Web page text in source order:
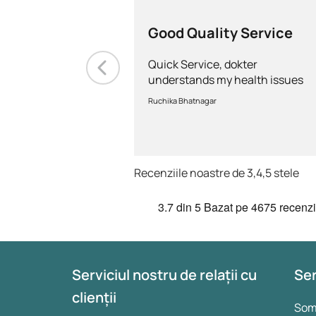
Good Quality Service
Quick Service, dokter
understands my health issues
and good diagnosis
Ruchika Bhatnagar
Recenziile noastre de 3,4,5 stele
3.7din 5 Bazat pe4675
Serviciul nostru de relații cu
clienții